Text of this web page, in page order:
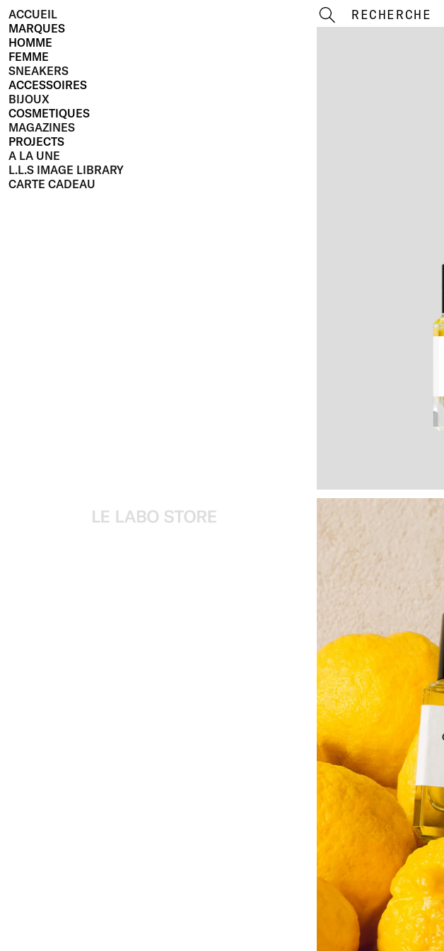
ACCUEIL
MARQUES
HOMME
FEMME
SNEAKERS
ACCESSOIRES
BIJOUX
COSMETIQUES
MAGAZINES
PROJECTS
A LA UNE
L.L.S IMAGE LIBRARY
CARTE CADEAU
RECHERCHE